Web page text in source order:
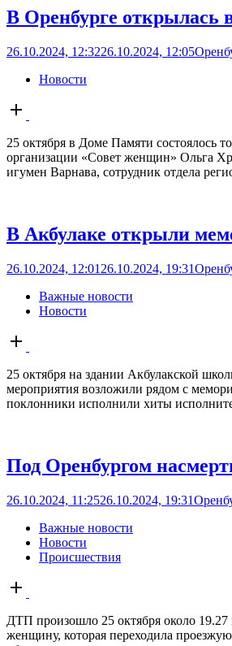
В Оренбурге открылась
26.10.2024, 12:3226.10.2024, 12:05
Новости
Open
post
25 октября в Доме Памяти состоялось
организации «Совет женщин» Ольга
игумен Варнава, сотрудник отдела
В Акбулаке открыли
26.10.2024, 12:01 26.10.2024, 19:31
Важные новости
Новости
Open
post
25 октября на здании Акбулакской
мероприятия возложили рядом с
поклонники исполнили хиты
Под Оренбургом
26.10.2024, 11:2526.10.2024, 19:31
Важные новости
Новости
Происшествия
Open
post
ДТП произошло 25 октября около
женщину, которая переходила